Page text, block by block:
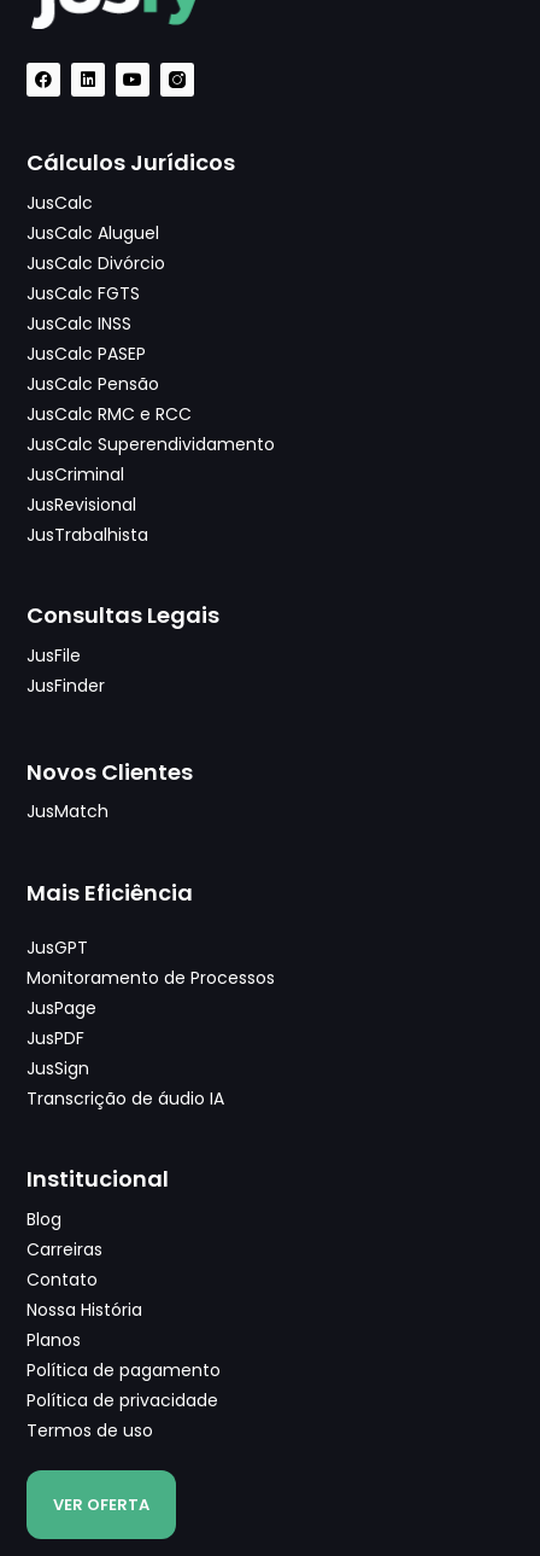
Cálculos Jurídicos
JusCalc
JusCalc Aluguel
JusCalc Divórcio
JusCalc FGTS
JusCalc INSS
JusCalc PASEP
JusCalc Pensão
JusCalc RMC e RCC
JusCalc Superendividamento
JusCriminal
JusRevisional
JusTrabalhista
Consultas Legais
JusFile
JusFinder
Novos Clientes
JusMatch
Mais Eficiência
JusGPT
Monitoramento de Processos
JusPage
JusPDF
JusSign
Transcrição de áudio IA
Institucional
Blog
Carreiras
Contato
Nossa História
Planos
Política de pagamento
Política de privacidade
Termos de uso
VER OFERTA